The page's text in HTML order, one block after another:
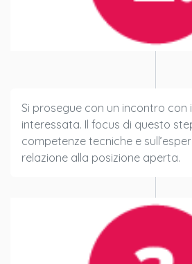
Si prosegue con un incontro con
interessata. Il focus di questo
competenze tecniche e
relazione alla posizione aperta.